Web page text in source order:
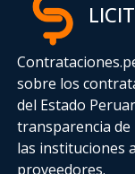
sobre los
del Estado
transparencia
las instituciones
proveedores.